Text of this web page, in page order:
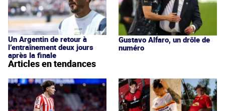
Un Argentin de retour à
l’entraînement deux jours
après la finale
Gustavo Alfaro, un drôle de
numéro
Articles en tendances